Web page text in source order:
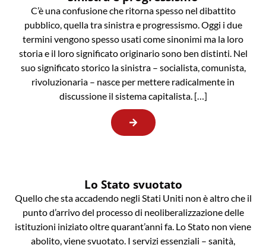
C’è una confusione che ritorna spesso nel dibattito
pubblico, quella tra sinistra e progressismo. Oggi i due
termini vengono spesso usati come sinonimi ma la loro
storia e il loro significato originario sono ben distinti. Nel
suo significato storico la sinistra – socialista, comunista,
rivoluzionaria – nasce per mettere radicalmente in
discussione il sistema capitalista. […]
Lo Stato svuotato
Quello che sta accadendo negli Stati Uniti non è altro che il
punto d’arrivo del processo di neoliberalizzazione delle
istituzioni iniziato oltre quarant’anni fa. Lo Stato non viene
abolito, viene svuotato. I servizi essenziali – sanità,